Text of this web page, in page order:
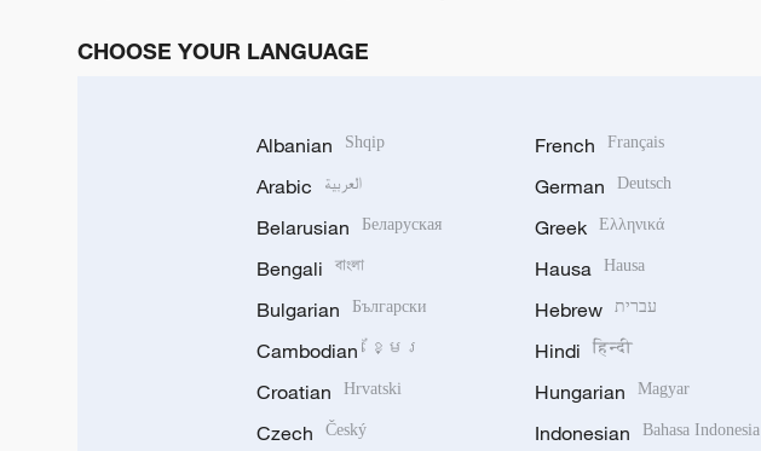
CHOOSE YOUR LANGUAGE
Albanian Shqip
Arabic العربية
Belarusian Беларуская
Bengali বাংলা
Bulgarian Български
Cambodian ខ្មែរ
Croatian Hrvatski
Czech Český
French Français
German Deutsch
Greek Ελληνικά
Hausa Hausa
Hebrew עברית
Hindi हिन्दी
Hungarian Magyar
Indonesian Bahasa Indonesia